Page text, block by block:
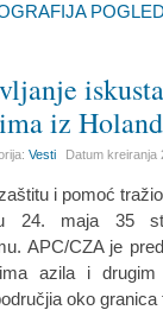
iz
Vesti Datum kreiranja
i pomoć
24. maja 35
APC/CZA je
azila i drugim
oko